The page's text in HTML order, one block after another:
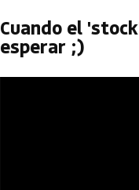
Cuando el
esperar ;)